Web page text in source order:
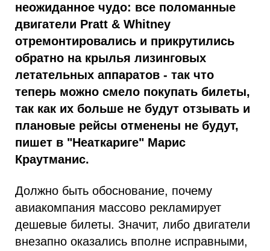
неожиданное чудо: все поломанные
двигатели Pratt & Whitney
отремонтировались и прикрутились
обратно на крылья лизинговых
летательных аппаратов - так что
теперь можно смело покупать билеты,
так как их больше не будут отзывать и
плановые рейсы отменены не будут,
пишет в "Неаткариге" Марис
Краутманис.
Должно быть обоснование, почему
авиакомпания массово рекламирует
дешевые билеты. Значит, либо двигатели
внезапно оказались вполне исправными,